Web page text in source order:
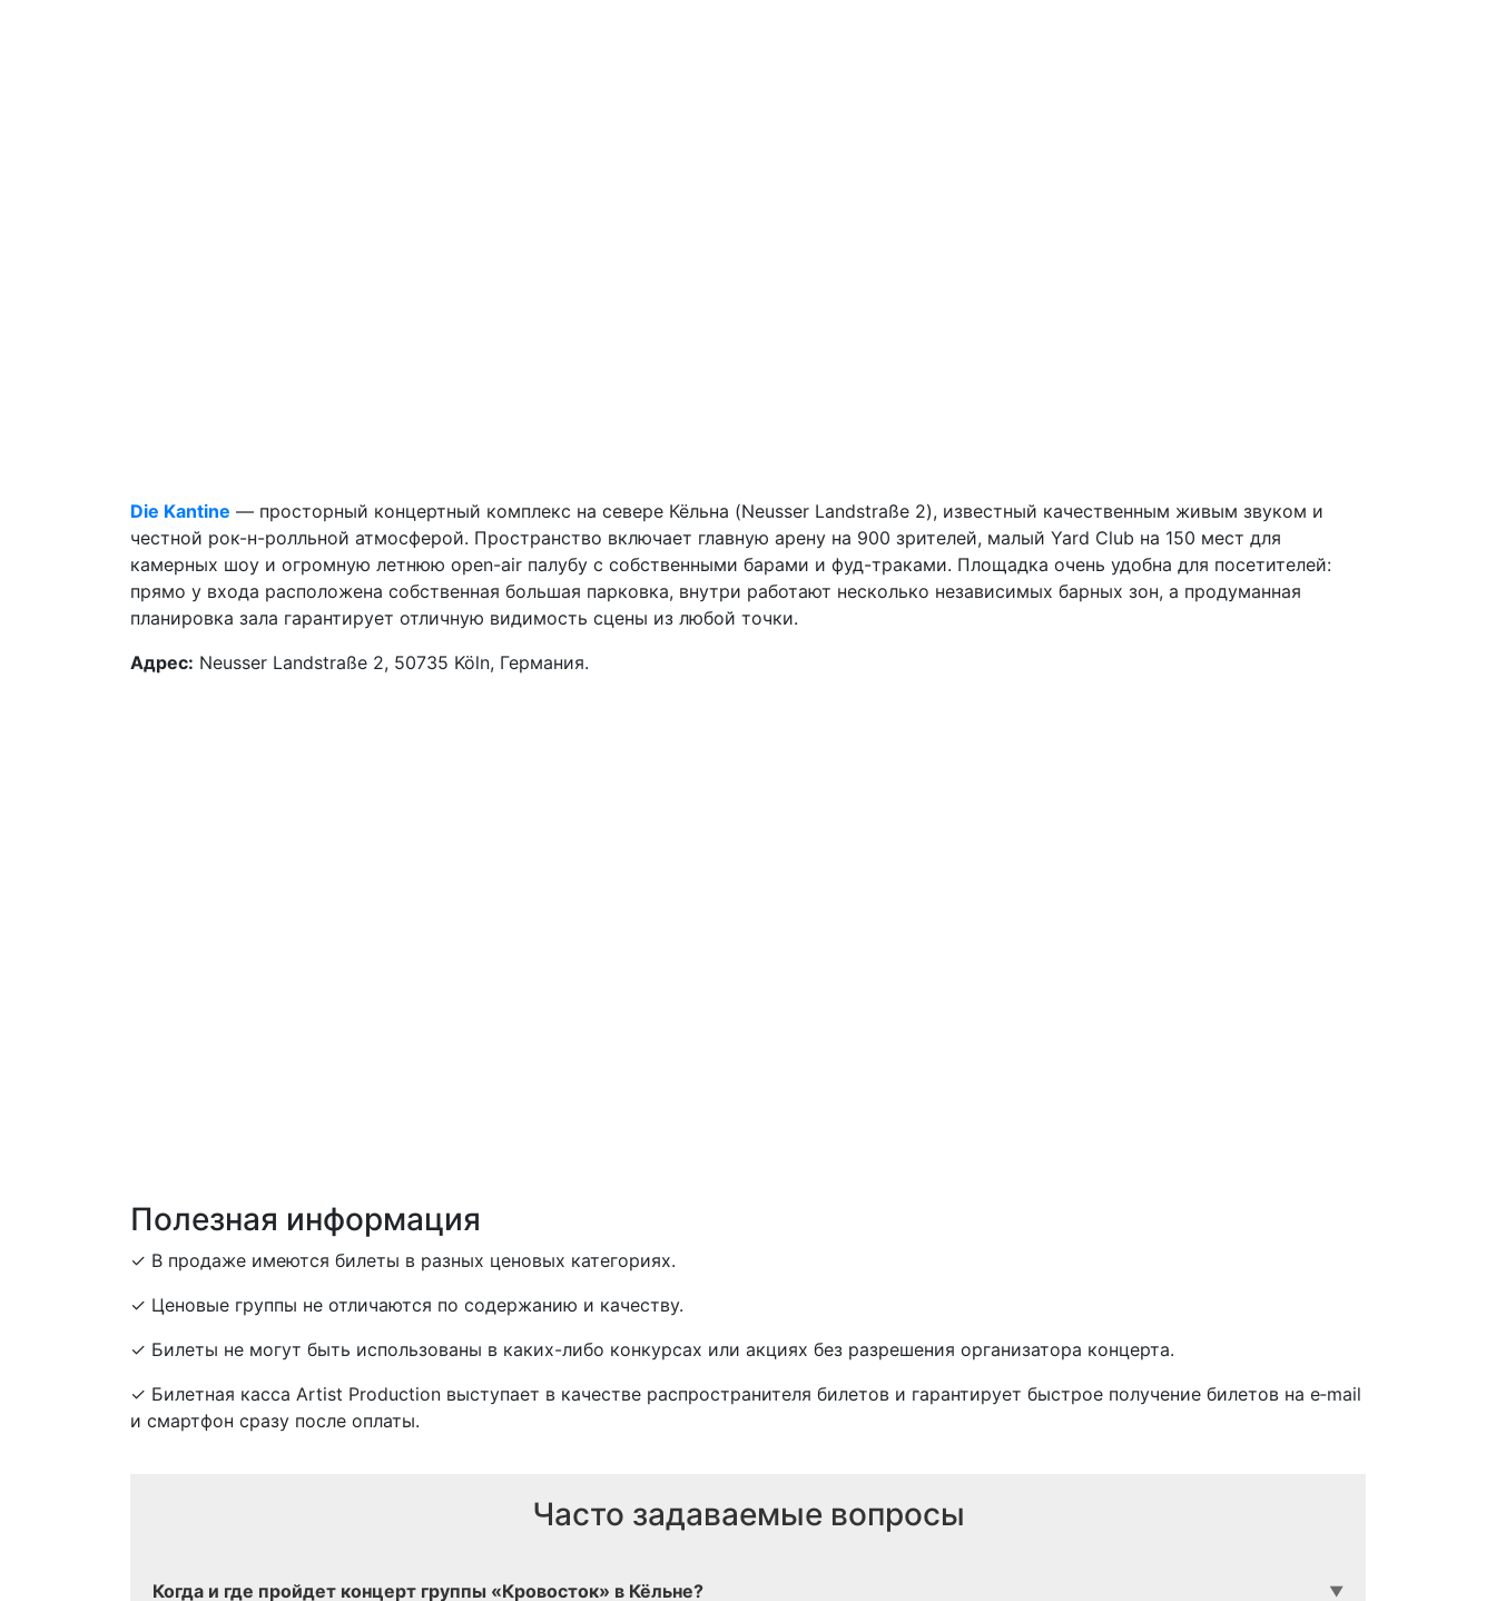
Die Kantine — просторный концертный комплекс на севере Кёльна (Neusser Landstraße 2), известный качественным живым звуком и
честной рок-н-ролльной атмосферой. Пространство включает главную арену на 900 зрителей, малый Yard Club на 150 мест для
камерных шоу и огромную летнюю open-air палубу с собственными барами и фуд-траками. Площадка очень удобна для посетителей:
прямо у входа расположена собственная большая парковка, внутри работают несколько независимых барных зон, а продуманная
планировка зала гарантирует отличную видимость сцены из любой точки.
Адрес: Neusser Landstraße 2, 50735 Köln, Германия.
Полезная информация
✓ В продаже имеются билеты в разных ценовых категориях.
✓ Ценовые группы не отличаются по содержанию и качеству.
✓ Билеты не могут быть использованы в каких-либо конкурсах или акциях без разрешения организатора концерта.
✓ Билетная касса Artist Production выступает в качестве распространителя билетов и гарантирует быстрое получение билетов на e‑mail
и смартфон сразу после оплаты.
Часто задаваемые вопросы
Когда и где пройдет концерт группы «Кровосток» в Кёльне? ▼